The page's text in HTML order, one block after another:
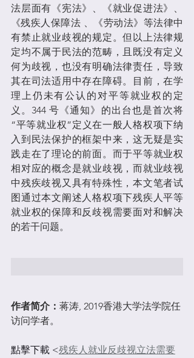
法层面有《宪法》、《就业促进法》、
《残疾人保障法 、《劳动法》等法律中
有禁止就业歧视的规定。但以上法律规
定均不属于民法的范畴，且既没有定义
何为歧视，也没有明确法律责任，导致
其在司法适用中存在障碍。目前，在学
理上仍未有公认的对平等就业权的定
义。344 号《通知》的出台也是首次将
“平等就业权”定义在一般人格权项下纳
入到民法保护的框架中来，这无疑是实
践走在了理论的前面。而于平等就业权
相对应的概念是就业歧视，而就业歧视
中残疾歧视又具有特殊性，本文笔者试
图通过本文阐述人格权项下残疾人平等
就业权的保障和反歧视需要面对和解决
的若干问题。
作者简介： 蒋涛, 2019香港大学法学院任
访问学者。
點擊下載 <残疾人就业反歧视立法需要